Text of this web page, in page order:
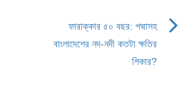
ফারাক্কার ৫০ বছর: পদ্মাসহ
বাংলাদেশের নদ-নদী কতটা ক্ষতির
শিকার?